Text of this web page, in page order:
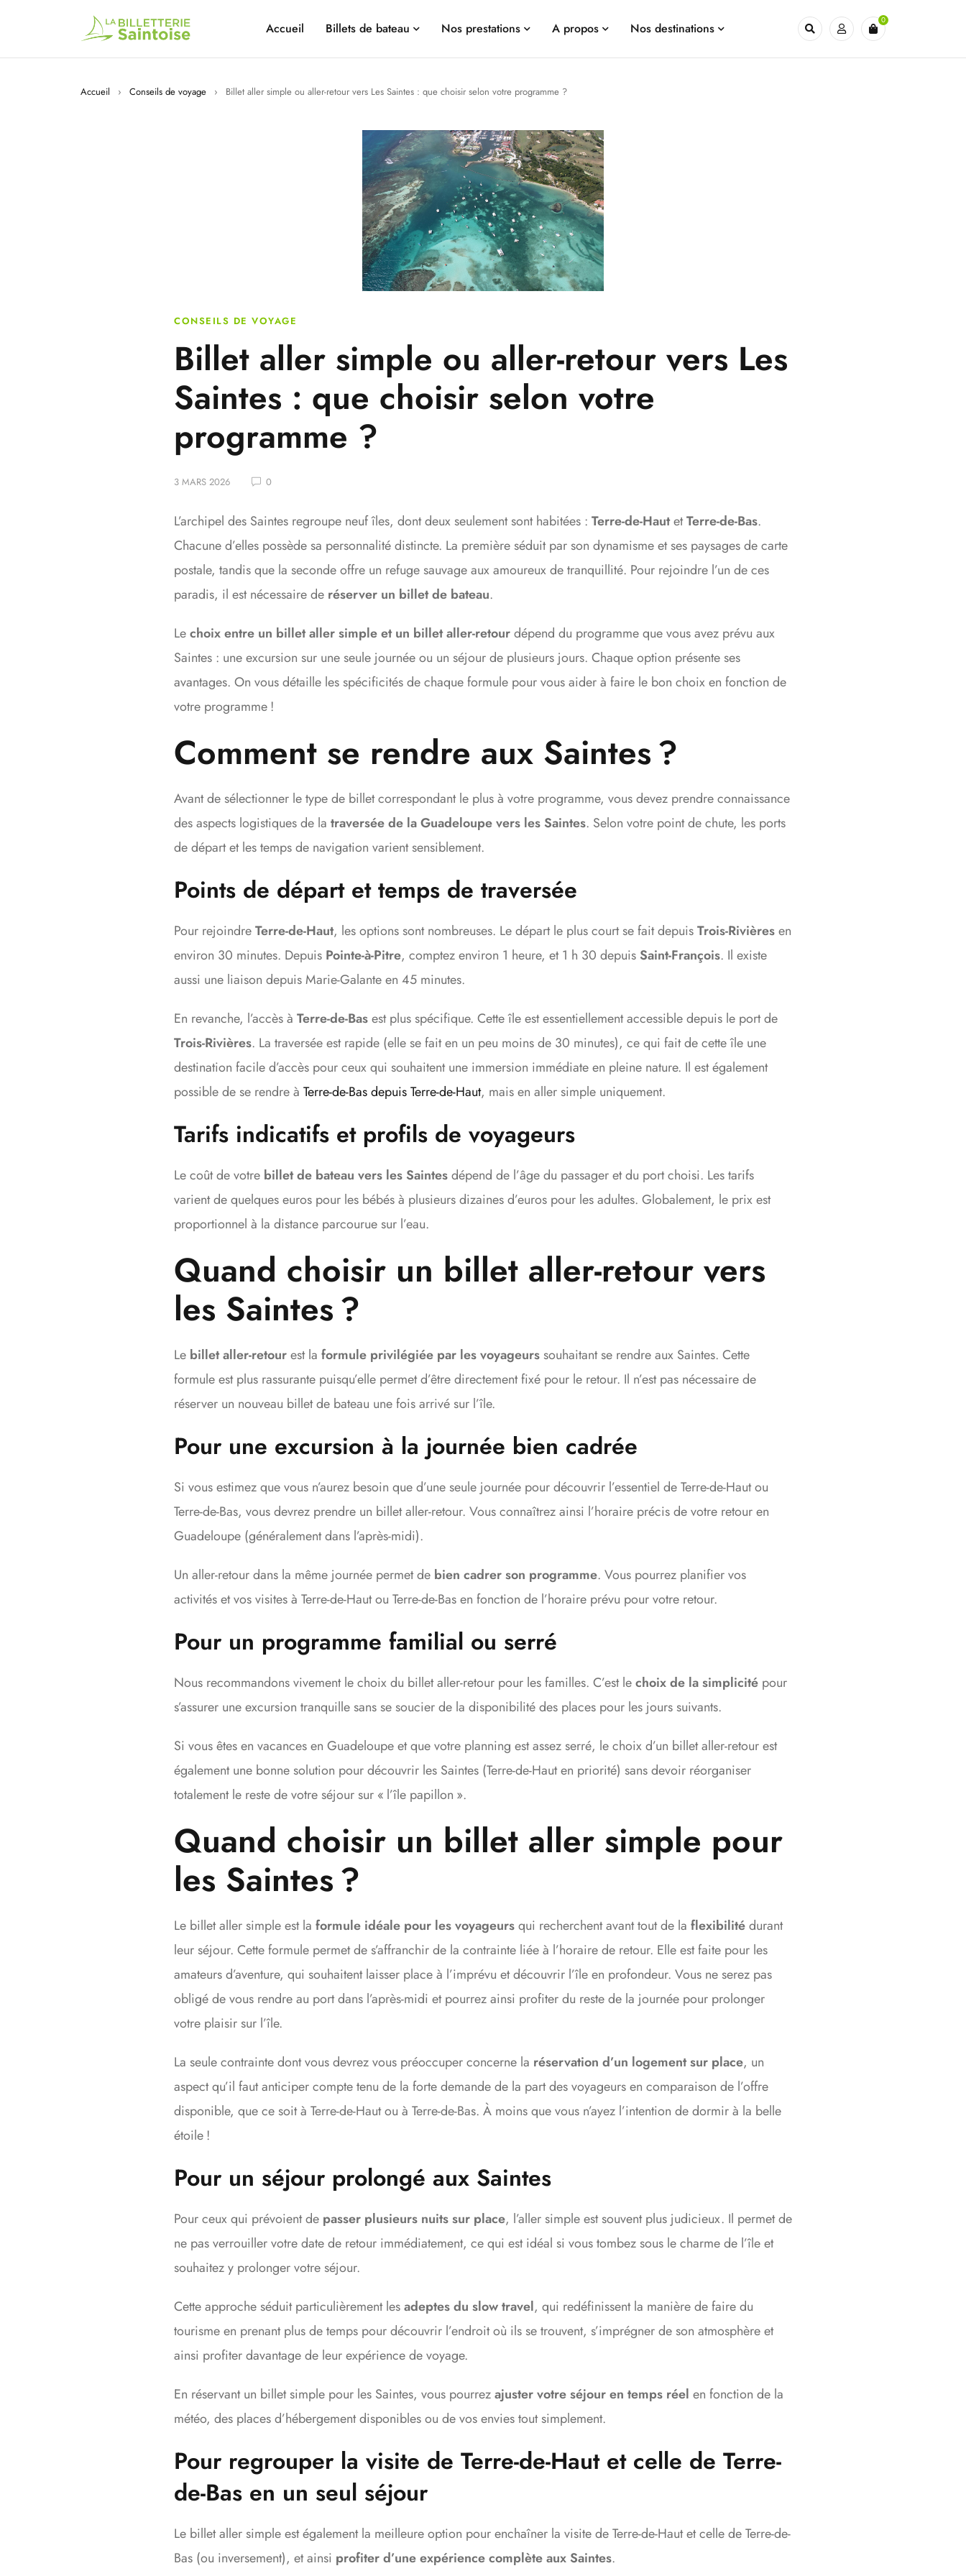
Accueil Billets de bateau Nos prestations A propos Nos destinations
0
Accueil › Conseils de voyage › Billet aller simple ou aller-retour vers Les Saintes : que choisir selon votre programme ?
CONSEILS DE VOYAGE
Billet aller simple ou aller-retour vers Les
Saintes : que choisir selon votre
programme ?
3 MARS 2026 0
L’archipel des Saintes regroupe neuf îles, dont deux seulement sont habitées : Terre-de-HautetTerre-de-Bas.
Chacune d’elles possède sa personnalité distincte. La première séduit par son dynamisme et ses paysages de carte
postale, tandis que la seconde offre un refuge sauvage aux amoureux de tranquillité. Pour rejoindre l’un de ces
paradis, il est nécessaire de réserver un billet de bateau.
Lechoix entre un billet aller simple et un billet aller-retourdépend du programme que vous avez prévu aux
Saintes : une excursion sur une seule journée ou un séjour de plusieurs jours. Chaque option présente ses
avantages. On vous détaille les spécificités de chaque formule pour vous aider à faire le bon choix en fonction de
votre programme !
Comment se rendre aux Saintes ?
Avant de sélectionner le type de billet correspondant le plus à votre programme, vous devez prendre connaissance
des aspects logistiques de la traversée de la Guadeloupe vers les Saintes. Selon votre point de chute, les ports
de départ et les temps de navigation varient sensiblement.
Points de départ et temps de traversée
Pour rejoindreTerre-de-Haut, les options sont nombreuses. Le départ le plus court se fait depuisTrois-Rivièresen
environ 30 minutes. Depuis Pointe-à-Pitre, comptez environ 1 heure, et 1 h 30 depuis Saint-François. Il existe
aussi une liaison depuis Marie-Galante en 45 minutes.
En revanche, l’accès à Terre-de-Basest plus spécifique. Cette île est essentiellement accessible depuis le port de
Trois-Rivières. La traversée est rapide (elle se fait en un peu moins de 30 minutes), ce qui fait de cette île une
destination facile d’accès pour ceux qui souhaitent une immersion immédiate en pleine nature. Il est également
possible de se rendre à Terre-de-Bas depuis Terre-de-Haut, mais en aller simple uniquement.
Tarifs indicatifs et profils de voyageurs
Le coût de votre billet de bateau vers les Saintesdépend de l’âge du passager et du port choisi. Les tarifs
varient de quelques euros pour les bébés à plusieurs dizaines d’euros pour les adultes. Globalement, le prix est
proportionnel à la distance parcourue sur l’eau.
Quand choisir un billet aller-retour vers
les Saintes ?
Le billet aller-retourest la formule privilégiée par les voyageurssouhaitant se rendre aux Saintes. Cette
formule est plus rassurante puisqu’elle permet d’être directement fixé pour le retour. Il n’est pas nécessaire de
réserver un nouveau billet de bateau une fois arrivé sur l’île.
Pour une excursion à la journée bien cadrée
Si vous estimez que vous n’aurez besoin que d’une seule journée pour découvrir l’essentiel de Terre-de-Haut ou
Terre-de-Bas, vous devrez prendre un billet aller-retour. Vous connaîtrez ainsi l’horaire précis de votre retour en
Guadeloupe (généralement dans l’après-midi).
Un aller-retour dans la même journée permet de bien cadrer son programme. Vous pourrez planifier vos
activités et vos visites à Terre-de-Haut ou Terre-de-Bas en fonction de l’horaire prévu pour votre retour.
Pour un programme familial ou serré
Nous recommandons vivement le choix du billet aller-retour pour les familles. C’est lechoix de la simplicité pour
s’assurer une excursion tranquille sans se soucier de la disponibilité des places pour les jours suivants.
Si vous êtes en vacances en Guadeloupe et que votre planning est assez serré, le choix d’un billet aller-retour est
également une bonne solution pour découvrir les Saintes (Terre-de-Haut en priorité) sans devoir réorganiser
totalement le reste de votre séjour sur « l’île papillon ».
Quand choisir un billet aller simple pour
les Saintes ?
Le billet aller simple est la formule idéale pour les voyageursqui recherchent avant tout de la flexibilitédurant
leur séjour. Cette formule permet de s’affranchir de la contrainte liée à l’horaire de retour. Elle est faite pour les
amateurs d’aventure, qui souhaitent laisser place à l’imprévu et découvrir l’île en profondeur. Vous ne serez pas
obligé de vous rendre au port dans l’après-midi et pourrez ainsi profiter du reste de la journée pour prolonger
votre plaisir sur l’île.
La seule contrainte dont vous devrez vous préoccuper concerne la réservation d’un logement sur place, un
aspect qu’il faut anticiper compte tenu de la forte demande de la part des voyageurs en comparaison de l’offre
disponible, que ce soit à Terre-de-Haut ou à Terre-de-Bas. À moins que vous n’ayez l’intention de dormir à la belle
étoile !
Pour un séjour prolongé aux Saintes
Pour ceux qui prévoient de passer plusieurs nuits sur place, l’aller simple est souvent plus judicieux. Il permet de
ne pas verrouiller votre date de retour immédiatement, ce qui est idéal si vous tombez sous le charme de l’île et
souhaitez y prolonger votre séjour.
Cette approche séduit particulièrement lesadeptes du slow travel, qui redéfinissent la manière de faire du
tourisme en prenant plus de temps pour découvrir l’endroit où ils se trouvent, s’imprégner de son atmosphère et
ainsi profiter davantage de leur expérience de voyage.
En réservant un billet simple pour les Saintes, vous pourrezajuster votre séjour en temps réel en fonction de la
météo, des places d’hébergement disponibles ou de vos envies tout simplement.
Pour regrouper la visite de Terre-de-Haut et celle de Terre-
de-Bas en un seul séjour
Le billet aller simple est également la meilleure option pour enchaîner la visite de Terre-de-Haut et celle de Terre-de-
Bas (ou inversement), et ainsi profiter d’une expérience complète aux Saintes.